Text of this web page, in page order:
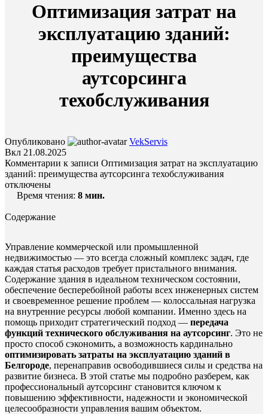
Оптимизация затрат на
эксплуатацию зданий:
преимущества
аутсорсинга
техобслуживания
Опубликовано
VekServis
Вкл 21.08.2025
Комментарии к записи Оптимизация затрат на эксплуатацию
зданий: преимущества аутсорсинга техобслуживания
отключены
Время чтения: 8 мин.
Содержание
Управление коммерческой или промышленной
недвижимостью — это всегда сложный комплекс задач, где
каждая статья расходов требует пристального внимания.
Содержание здания в идеальном техническом состоянии,
обеспечение бесперебойной работы всех инженерных систем
и своевременное решение проблем — колоссальная нагрузка
на внутренние ресурсы любой компании. Именно здесь на
помощь приходит стратегический подход — передача
функций технического обслуживания на аутсорсинг. Это не
просто способ сэкономить, а возможность кардинально
оптимизировать затраты на эксплуатацию зданий в
Белгороде, перенаправив освободившиеся силы и средства на
развитие бизнеса. В этой статье мы подробно разберем, как
профессиональный аутсорсинг становится ключом к
повышению эффективности, надежности и экономической
целесообразности управления вашим объектом.